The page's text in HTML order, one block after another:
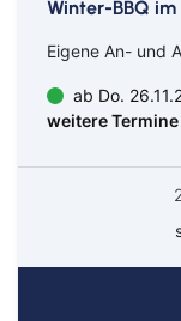
Goch
Winter-BBQ
Eigene An- und
ab Do.
weitere Termine